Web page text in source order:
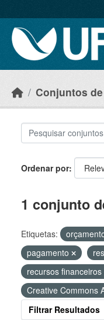
Conjuntos
Ordenar por
1 conjunto
Etiquetas:
pagamento
recursos financeiros
Creative Commons
Filtrar Resultados